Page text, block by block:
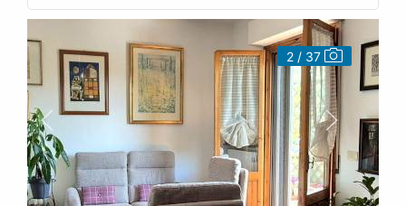
2 / 37 3 / 37